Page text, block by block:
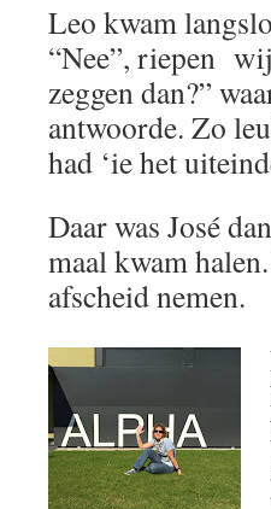
Leo kwam
“Nee”, riepen
zeggen dan?”
antwoorde. Zo
had ‘ie het
Daar was José
maal kwam
afscheid nemen.